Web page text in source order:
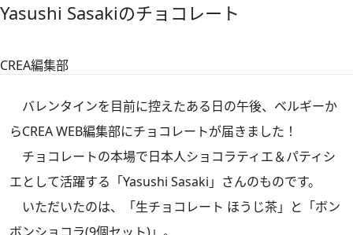
Yasushi Sasakiのチョコレート
CREA編集部
バレンタインを目前に控えたある日の午後、ベルギーか
らCREA WEB編集部にチョコレートが届きました！
チョコレートの本場で日本人ショコラティエ＆パティシ
エとして活躍する「Yasushi Sasaki」さんのものです。
いただいたのは、「生チョコレート ほうじ茶」と「ボン